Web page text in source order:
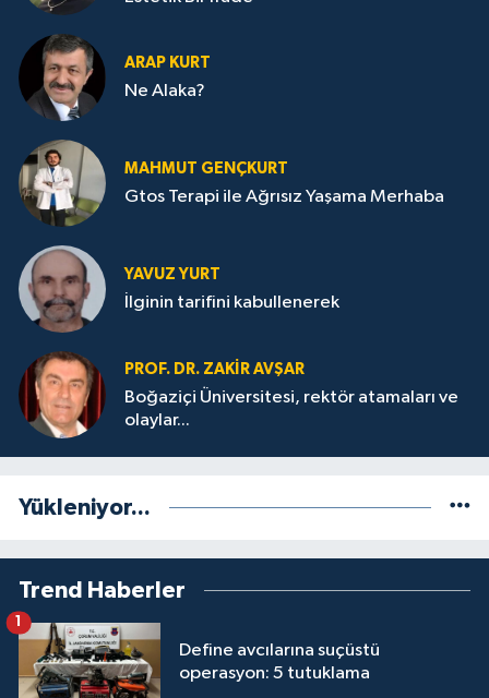
ARAP KURT
Ne Alaka?
MAHMUT GENÇKURT
Gtos Terapi ile Ağrısız Yaşama Merhaba
YAVUZ YURT
İlginin tarifini kabullenerek
PROF. DR. ZAKIR AVŞAR
Boğaziçi Üniversitesi, rektör atamaları ve
olaylar...
Yükleniyor...
Trend Haberler
Define avcılarına suçüstü
operasyon: 5 tutuklama
1